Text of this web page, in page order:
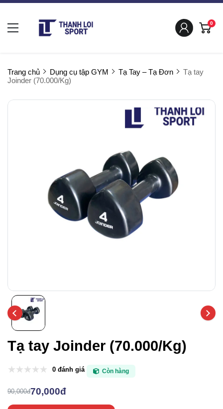
0
Trang chủ Dụng cụ tập GYM Tạ Tay – Tạ Đơn
Tạ tay
Joinder (70.000/Kg)
Tạ tay Joinder (70.000/Kg)
0 đánh giá Còn hàng
90,000đ70,000đ